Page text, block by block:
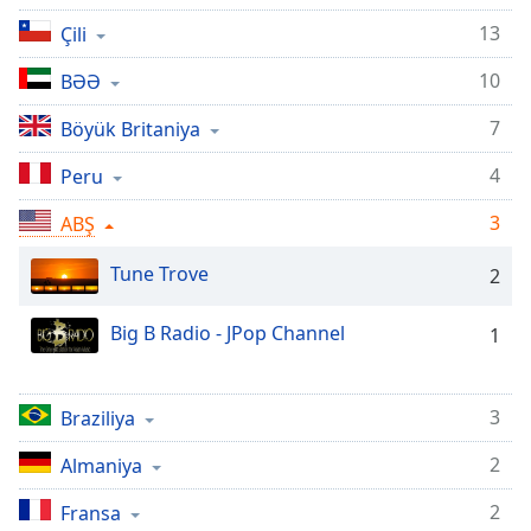
Time-
1x
Playback
Rate
Chapters
Chapters
Descriptions
descriptions
off,
selected
subtitles
settings
Çili
13
BƏƏ
10
Böyük Britaniya
7
Peru
4
ABŞ
3
Tune Trove
2
Big B Radio - JPop Channel 1
Braziliya
3
Almaniya
2
Fransa
2